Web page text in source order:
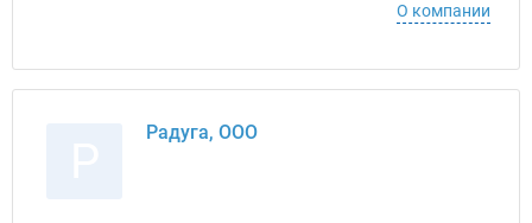
О компании
Радуга, ООО